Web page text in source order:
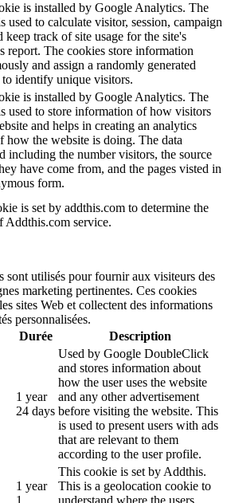
is installed by Google Analytics. The
used to calculate visitor, session, campaign
keep track of site usage for the site's
report. The cookies store information
and assign a randomly generated
to identify unique visitors.
is installed by Google Analytics. The
used to store information of how visitors
and helps in creating an analytics
how the website is doing. The data
including the number visitors, the source
have come from, and the pages visted in
form.
is set by addthis.com to determine the
Addthis.com service.
sont utilisés pour fournir aux visiteurs des
marketing pertinentes. Ces cookies
sites Web et collectent des informations
personnalisées.
Durée Description
1 year
24 days
Used by Google DoubleClick
and stores information about
how the user uses the website
and any other advertisement
before visiting the website. This
is used to present users with ads
that are relevant to them
according to the user profile.
1 year
This cookie is set by Addthis.
This is a geolocation cookie to